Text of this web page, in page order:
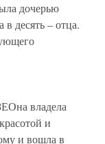
дочерью
десять – отца.
владела
и
и вошла в